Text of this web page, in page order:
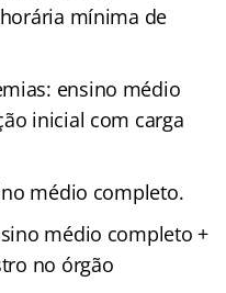
mínima de
ensino médio
inicial com carga
médio completo.
médio completo +
no órgão